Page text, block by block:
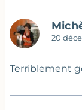
20
Terriblement